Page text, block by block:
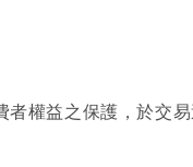
權益之保護，於交